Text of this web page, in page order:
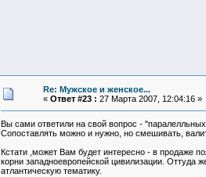
Re: Мужское и женское...
« Ответ #23 : 27 Марта 2007, 12:04:16 »
Вы сами ответили на свой вопрос -
Сопоставлять можно и нужно, но смешивать,
Кстати ,может Вам будет интересно - в продаже
корни западноевропейской цивилизации. Оттуда
атлантическую тематику.